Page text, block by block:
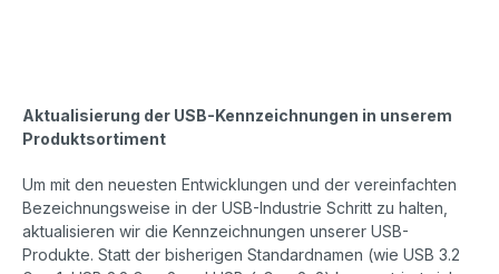
Aktualisierung der USB-Kennzeichnungen in unserem
Produktsortiment
Um mit den neuesten Entwicklungen und der vereinfachten
Bezeichnungsweise in der USB-Industrie Schritt zu halten,
aktualisieren wir die Kennzeichnungen unserer USB-
Produkte. Statt der bisherigen Standardnamen (wie USB 3.2